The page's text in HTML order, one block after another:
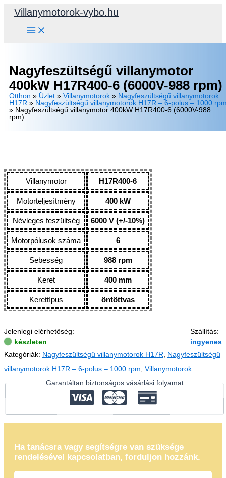
SkipVillanymotorok-vybo.hu
Nagyfeszültségű villanymotor
400kW H17R400-6 (6000V-988 rpm)
Otthon » Üzlet » Villanymotorok » Nagyfeszültségű villanymotorok
H17R » Nagyfeszültségű villanymotorok H17R – 6-polus – 1000
» Nagyfeszültségű villanymotor 400kW H17R400-6 (6000V-988
rpm)
Villanymotor H17R400-6
Motorteljesítmény 400 kW
Névleges feszültség 6000 V (+/-10%)
Motorpólusok száma 6
Sebesség 988 rpm
Keret 400 mm
Kerettípus öntöttvas
Jelenlegi elérhetőség:
készleten
Szállítás:
ingyenes
Kategóriák: Nagyfeszültségű villanymotorok H17R
Nagyfeszültségű
villanymotorok H17R – 6-polus – 1000 rpm Villanymotorok
Garantáltan biztonságos vásárlási folyamat
Ha tanácsra vagy segítségre van szüksége
rendelésével kapcsolatban, forduljon hozzánk.